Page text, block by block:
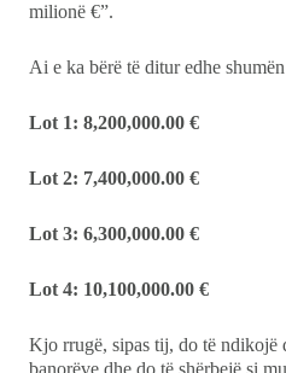
milionë €”.
Ai e ka bërë të ditur edhe
Lot 1: 8,200,000.00 €
Lot 2: 7,400,000.00 €
Lot 3: 6,300,000.00 €
Lot 4: 10,100,000.00 €
Kjo rrugë, sipas tij, do të ndikojë